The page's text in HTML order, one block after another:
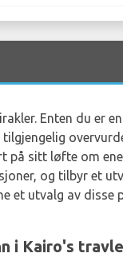
Enten du er en
på sitt løfte om
og tilbyr et
et utvalg av disse
i Kairo's